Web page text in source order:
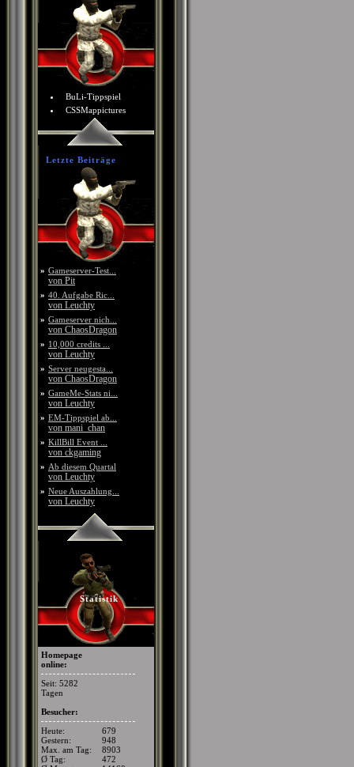
BuLi-Tippspiel
CSSMappictures
Letzte Beiträge
» Gameserver-Test...
von Pit
» 40. Aufgabe Ric...
von Leuchty
» Gameserver nich...
von ChaosDragon
» 10,000 credits ...
von Leuchty
» Server neugesta...
von ChaosDragon
» GameMe-Stats ni...
von Leuchty
» EM-Tippspiel ab...
von mani_chan
» KillBill Event ...
von ckgaming
» Ab diesem Quartal
von Leuchty
» Neue Auszahlung...
von Leuchty
Statistik
Homepage
online:
Seit: 5282
Tagen
Besucher:
Heute:
679
Gestern:
948
Max. am Tag:
8903
Ø Tag:
472